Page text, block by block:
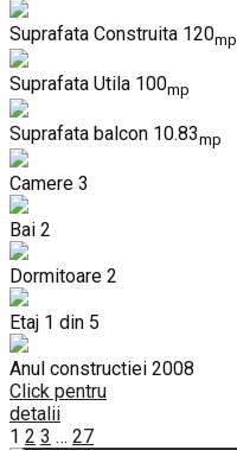
Suprafata Construita 120mp
Suprafata Utila 100mp
Suprafata balcon 10.83mp
Camere 3
Bai 2
Dormitoare 2
Etaj 1 din 5
Anul constructiei 2008
Click pentru
detalii
1 2 3 … 27